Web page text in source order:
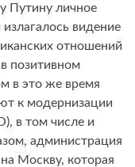
Путину личное
видение
отношений
позитивном
в это же время
к модернизации
в том числе и
администрация
Москву, которая